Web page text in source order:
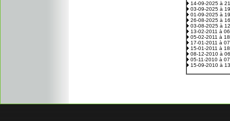
14-09-2025 à
03-09-2025 à
01-09-2025 à
26-08-2025 à
03-08-2025 à
13-02-2011 à
05-02-2011 à
17-01-2011 à
15-01-2011 à
08-12-2010 à
05-11-2010 à
15-09-2010 à